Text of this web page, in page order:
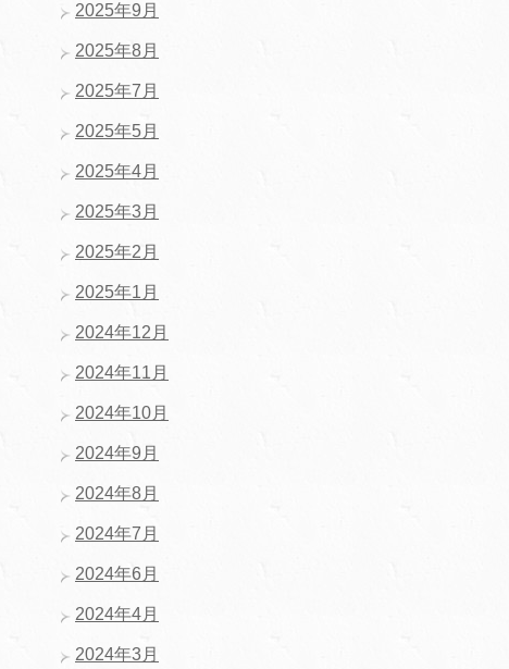
2025年9月
2025年8月
2025年7月
2025年5月
2025年4月
2025年3月
2025年2月
2025年1月
2024年12月
2024年11月
2024年10月
2024年9月
2024年8月
2024年7月
2024年6月
2024年4月
2024年3月